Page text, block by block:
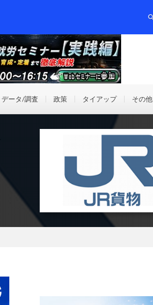
データ/調査 政策 タイアップ その他